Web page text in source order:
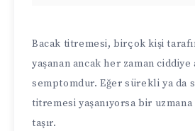
Bacak titremesi, birçok kişi
yaşanan ancak her zaman ciddiye
semptomdur. Eğer sürekli ya da
titremesi yaşanıyorsa bir
taşır.